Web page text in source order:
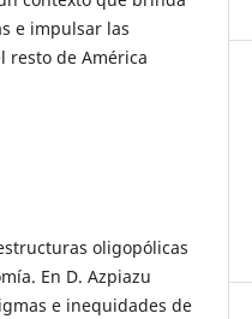
e impulsar las
resto de América
oligopólicas
En D. Azpiazu
e inequidades de